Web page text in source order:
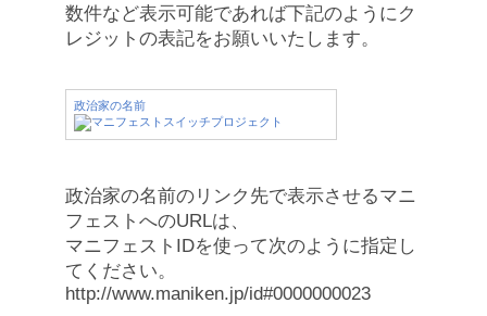
数件など表示可能であれば下記のようにク
レジットの表記をお願いいたします。
政治家の名前
政治家の名前のリンク先で表示させるマニ
フェストへのURLは、
マニフェストIDを使って次のように指定し
てください。
http://www.maniken.jp/id#0000000023